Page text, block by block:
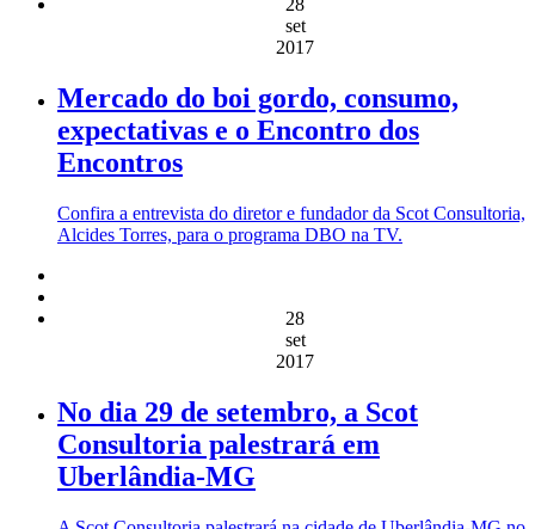
28
set
2017
Mercado do boi gordo, consumo,
expectativas e o Encontro dos
Encontros
Confira a entrevista do diretor e fundador da Scot Consultoria,
Alcides Torres, para o programa DBO na TV.
28
set
2017
No dia 29 de setembro, a Scot
Consultoria palestrará em
Uberlândia-MG